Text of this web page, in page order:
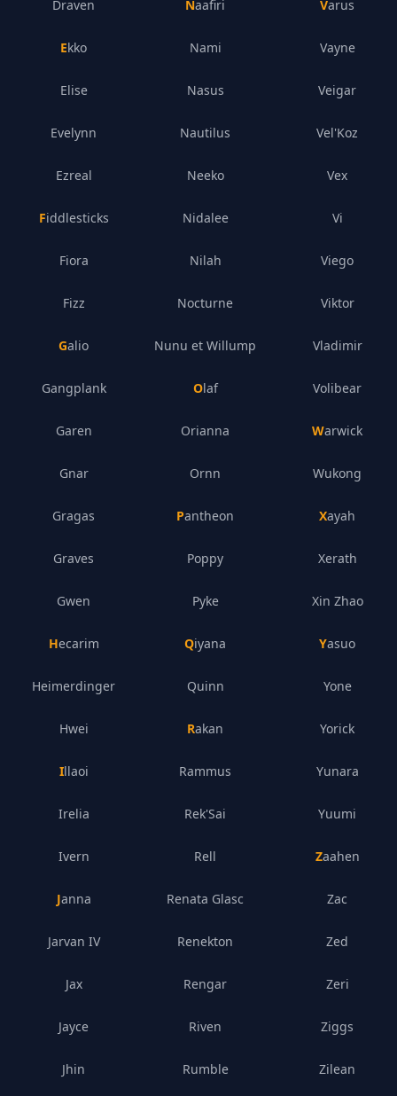
Draven
Ekko
Elise
Evelynn
Ezreal
Fiddlesticks
Fiora
Fizz
Galio
Gangplank
Garen
Gnar
Gragas
Graves
Gwen
Hecarim
Heimerdinger
Hwei
Illaoi
Irelia
Ivern
Janna
Jarvan IV
Jax
Jayce
Jhin
Naafiri
Nami
Nasus
Nautilus
Neeko
Nidalee
Nilah
Nocturne
Nunu et Willump
Olaf
Orianna
Ornn
Pantheon
Poppy
Pyke
Qiyana
Quinn
Rakan
Rammus
Rek'Sai
Rell
Renata Glasc
Renekton
Rengar
Riven
Rumble
Varus
Vayne
Veigar
Vel'Koz
Vex
Vi
Viego
Viktor
Vladimir
Volibear
Warwick
Wukong
Xayah
Xerath
Xin Zhao
Yasuo
Yone
Yorick
Yunara
Yuumi
Zaahen
Zac
Zed
Zeri
Ziggs
Zilean